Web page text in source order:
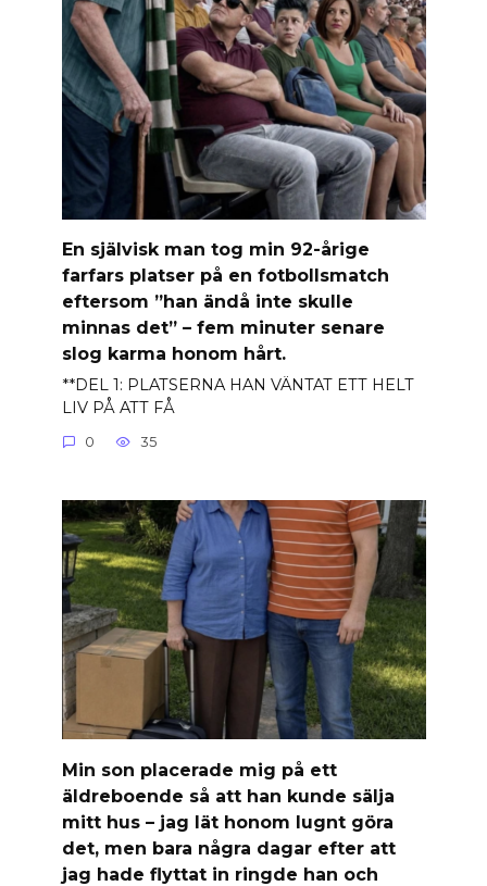
En självisk man tog min 92-årige
farfars platser på en fotbollsmatch
eftersom ”han ändå inte skulle
minnas det” – fem minuter senare
slog karma honom hårt.
**DEL 1: PLATSERNA HAN VÄNTAT ETT HELT
LIV PÅ ATT FÅ
0 35
Min son placerade mig på ett
äldreboende så att han kunde sälja
mitt hus – jag lät honom lugnt göra
det, men bara några dagar efter att
jag hade flyttat in ringde han och